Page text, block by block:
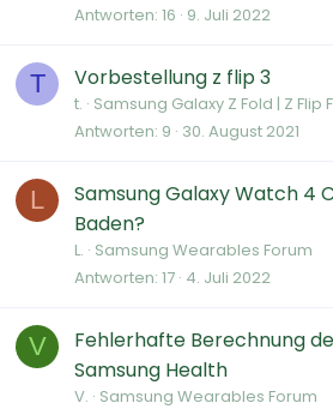
Antworten 16 9. Juli 2022
T Vorbestellung z flip 3
t. Samsung Galaxy Z Fold | Z Flip
Antworten 9 30. August 2021
L
Samsung Galaxy Watch 4
Baden?
L. Samsung Wearables Forum
Antworten 17 4. Juli 2022
V
Fehlerhafte Berechnung
Samsung Health
V. Samsung Wearables Forum